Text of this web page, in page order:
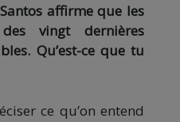
affirme que les
vingt dernières
Qu’est-ce que tu
ce qu’on entend